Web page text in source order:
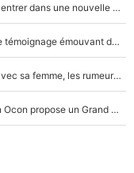
F1 - Alpine signe un accord «impensable» et va entrer dans une nouvelle dimension : Grande nouvelle pour Pierre Gasly !
F1 : « Je lui ai fait un câlin, puis j’ai dû partir...», le témoignage émouvant de Max Verstappen sur sa fille
F1 : Charles Leclerc surpris par les paparazzis avec sa femme, les rumeurs étaient vraies !
Comme pour le final du Tour de France, Esteban Ocon propose un Grand Prix de Formule 1 à Paris : «Autour de l’Arc de Triomphe, ce serait génial» !